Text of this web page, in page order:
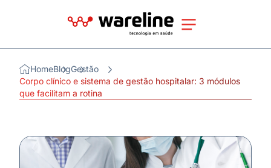
HomeBlogGestão
Corpo clínico e sistema de gestão hospitalar: 3 módulos
que facilitam a rotina